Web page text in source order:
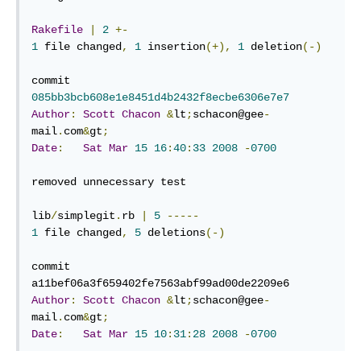
Rakefile 2 +-
1 file changed , 1 insertion(+), 1 deletion(-)
085bb3bcb608e1e8451d4b2432f8ecbe6306e7e7
Author: Scott Chacon &lt ;schacon@gee-
mail. com&gt ;
Date: Sat Mar 15 16:40: 33 2008 -0700
removed unnecessary test
lib/simplegit . rb 5
-----
1 file changed , 5 deletions(-)
commit
Author: Scott Chacon &lt ;schacon@gee-
mail. com&gt ;
Date: Sat Mar 15 10: 31: 28 2008 -0700